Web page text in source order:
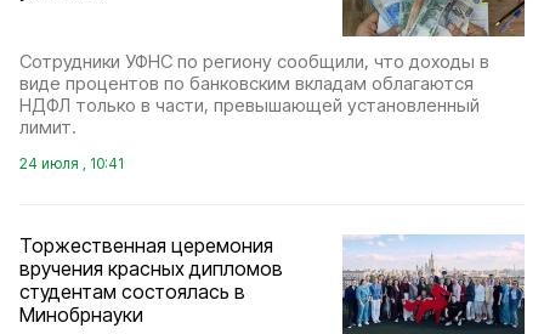
Сотрудники УФНС по региону сообщили, что доходы в
виде процентов по банковским вкладам облагаются
НДФЛ только в части, превышающей установленный
лимит.
24 июля , 10:41
Торжественная церемония
вручения красных дипломов
студентам состоялась в
Минобрнауки